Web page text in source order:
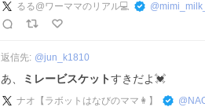
るる@ワーママのリアル💻 @
返信先: @jun_k1810
あ、 ミレービスケットすきだよ💓
ナオ【ラボットはなびのママ👩】 @